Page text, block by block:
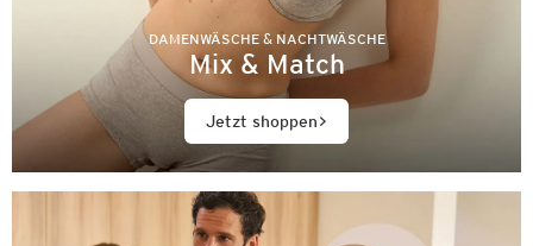
DAMENWÄSCHE & NACHTWÄSCHE
Mix & Match
Jetzt shoppen